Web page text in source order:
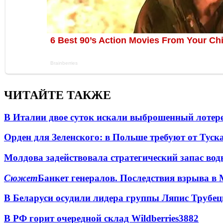
ЧИТАЙТЕ ТАКЖЕ
В Италии двое суток искали выброшенный
Орден для Зеленского: в Польше требуют от
Молдова задействовала стратегический запас
СюжетБанкет генералов. Последствия взрыва в
В Беларуси осудили лидера группы Ляпис
В РФ горит очередной склад Wildberries3882